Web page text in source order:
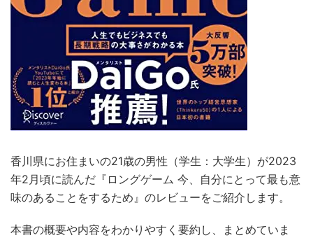
香川県にお住まいの21歳の男性（学生：大学生）が2023
年2月頃に読んだ『ロングゲーム 今、自分にとって最も意
味のあることをするため』のレビューをご紹介します。
本書の概要や内容をわかりやすく要約し、まとめていま